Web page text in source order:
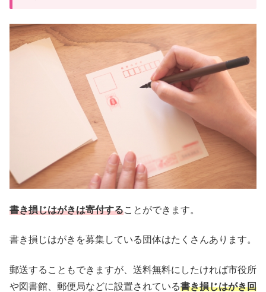
書き損じはがきは寄付することができます。
書き損じはがきを募集している団体はたくさんあります。
郵送することもできますが、送料無料にしたければ市役所
や図書館、郵便局などに設置されている書き損じはがき回